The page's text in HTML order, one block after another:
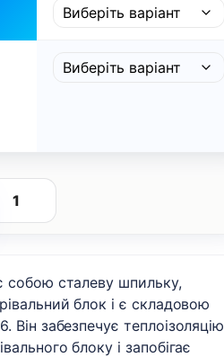
собою сталеву шпильку,
блок і є складовою
Він забезпечує теплоізоляцію
блоку і запобігає